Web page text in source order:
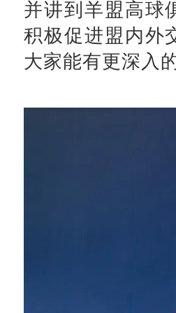
并讲到羊盟高球
积极促进盟内外
大家能有更深入